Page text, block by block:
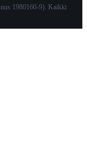
1980160-9). Kaikki